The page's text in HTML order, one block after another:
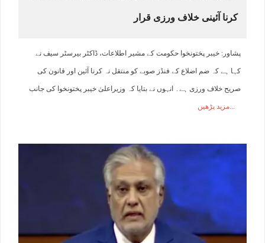
کرنا آئینی خلاف ورزی قرار​
پشاور: خیبر پختونخوا حکومت کے مشیر اطلاعات، ڈاکٹر بیرسٹر سیف نے
کہا ہے کہ ضم اضلاع کے فنڈز صوبے کو منتقل نہ کرنا آئین اور قانون کی
صریح خلاف ورزی ہے۔ انہوں نے بتایا کہ وزیراعلیٰ خیبر پختونخوا کی جانب
مزید پڑھیں